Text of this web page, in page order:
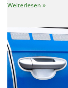
Weiterlesen »